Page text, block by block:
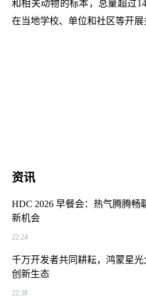
和相关动物的标本，总量超过
在当地学校、单位和社区等开展
资讯
HDC 2026 早餐会：热气腾腾
新机会
22:24
千万开发者共同耕耘，鸿蒙星
创新生态
22:38